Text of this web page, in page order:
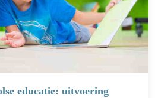
educatie: uitvoering